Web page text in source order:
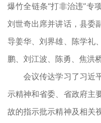
爆竹全链条“打非治违”专
刘世奇出席并讲话，县委
导姜华、刘界雄、陈学礼
鹏、刘江波、陈勇、焦洪
会议传达学习了习近平
示精神和省委、省政府主
故的指示批示精神及相关